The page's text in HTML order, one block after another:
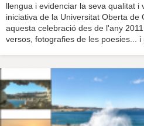
llengua i evidenciar la seva qualitat i
iniciativa de la Universitat Oberta de
aquesta celebració des de l'any
versos, fotografies de les poesies...